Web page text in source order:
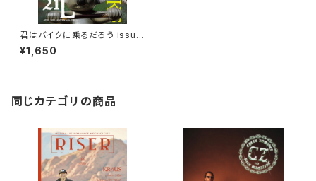
君はバイクに乗るだろう issue
21
¥1,650
同じカテゴリの商品